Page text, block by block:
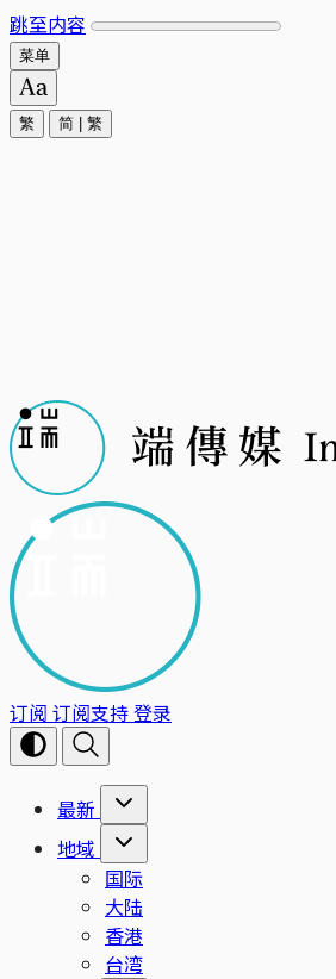
跳至内容
菜单
繁 简 繁
订阅 订阅支持登录
最新
地域
国际
大陆
香港
台湾